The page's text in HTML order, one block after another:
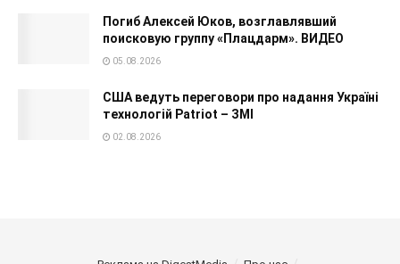
Погиб Алексей Юков, возглавлявший
поисковую группу «Плацдарм». ВИДЕО
05.08.2026
США ведуть переговори про надання Україні
технологій Patriot – ЗМІ
02.08.2026